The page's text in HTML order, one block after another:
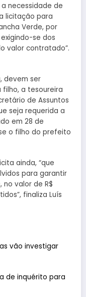
necessidade de
licitação para
Verde, por
se dos
valor contratado”.
devem ser
a tesoureira
de Assuntos
seja requerida a
em 28 de
o filho do prefeito
ainda, “que
para garantir
valor de R$
finaliza Luís
vão investigar
de inquérito para